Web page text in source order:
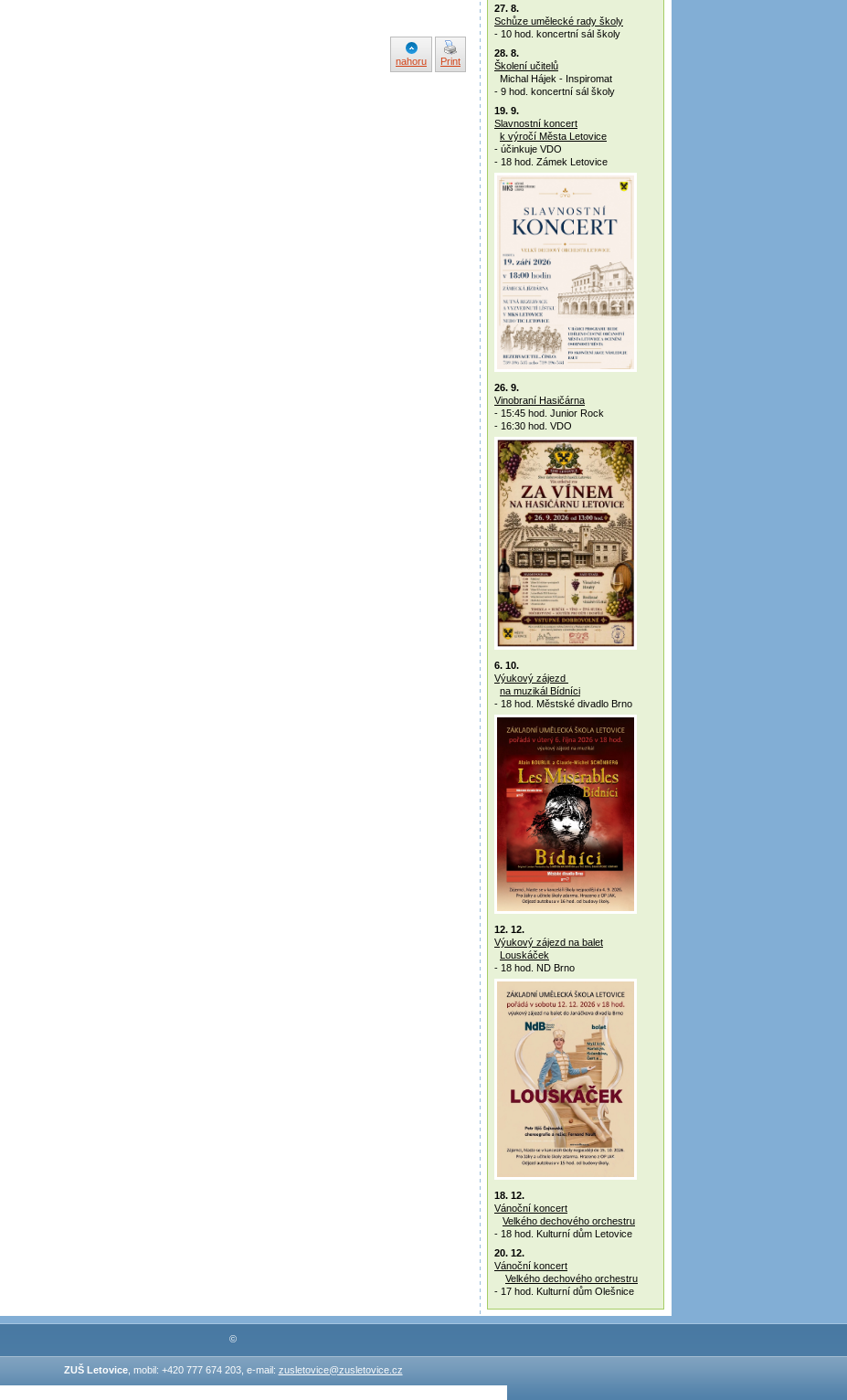
nahoru Print
27. 8.
Schůze umělecké rady školy
- 10 hod. koncertní sál školy
28. 8.
Školení učitelů
Michal Hájek - Inspiromat
- 9 hod. koncertní sál školy
19. 9.
Slavnostní koncert
k výročí Města Letovice
- účinkuje VDO
- 18 hod. Zámek Letovice
26. 9.
Vinobraní Hasičárna
- 15:45 hod. Junior Rock
- 16:30 hod. VDO
6. 10.
Výukový zájezd
na muzikál Bídníci
- 18 hod. Městské divadlo Brno
12. 12.
Výukový zájezd na balet
Louskáček
- 18 hod. ND Brno
18. 12.
Vánoční koncert
Velkého dechového orchestru
- 18 hod. Kulturní dům Letovice
20. 12.
Vánoční koncert
Velkého dechového orchestru
- 17 hod. Kulturní dům Olešnice
©
ZUŠ Letovice, mobil: +420 777 674 203, e-mail: zusletovice@zusletovice.cz